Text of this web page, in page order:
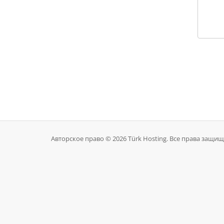
Авторское право © 2026 Türk Hosting. Все права